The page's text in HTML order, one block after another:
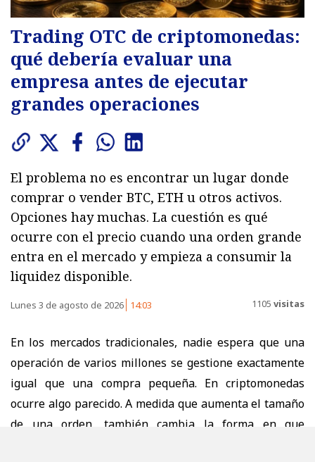
Trading OTC de criptomonedas:
qué debería evaluar una
empresa antes de ejecutar
grandes operaciones
El problema no es encontrar un lugar donde
comprar o vender BTC, ETH u otros activos.
Opciones hay muchas. La cuestión es qué
ocurre con el precio cuando una orden grande
entra en el mercado y empieza a consumir la
liquidez disponible.
Lunes 3 de agosto de 2026 14:03 1105 visitas
En los mercados tradicionales, nadie espera que una
operación de varios millones se gestione exactamente
igual que una compra pequeña. En criptomonedas
ocurre algo parecido. A medida que aumenta el tamaño
de una orden, también cambia la forma en que